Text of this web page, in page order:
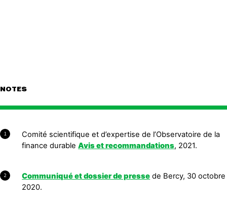
NOTES
1
Comité scientifique et d’expertise de l’Observatoire de la
finance durableAvis et recommandations, 2021.
2 Communiqué et dossier de presse de Bercy, 30 octobre
2020.